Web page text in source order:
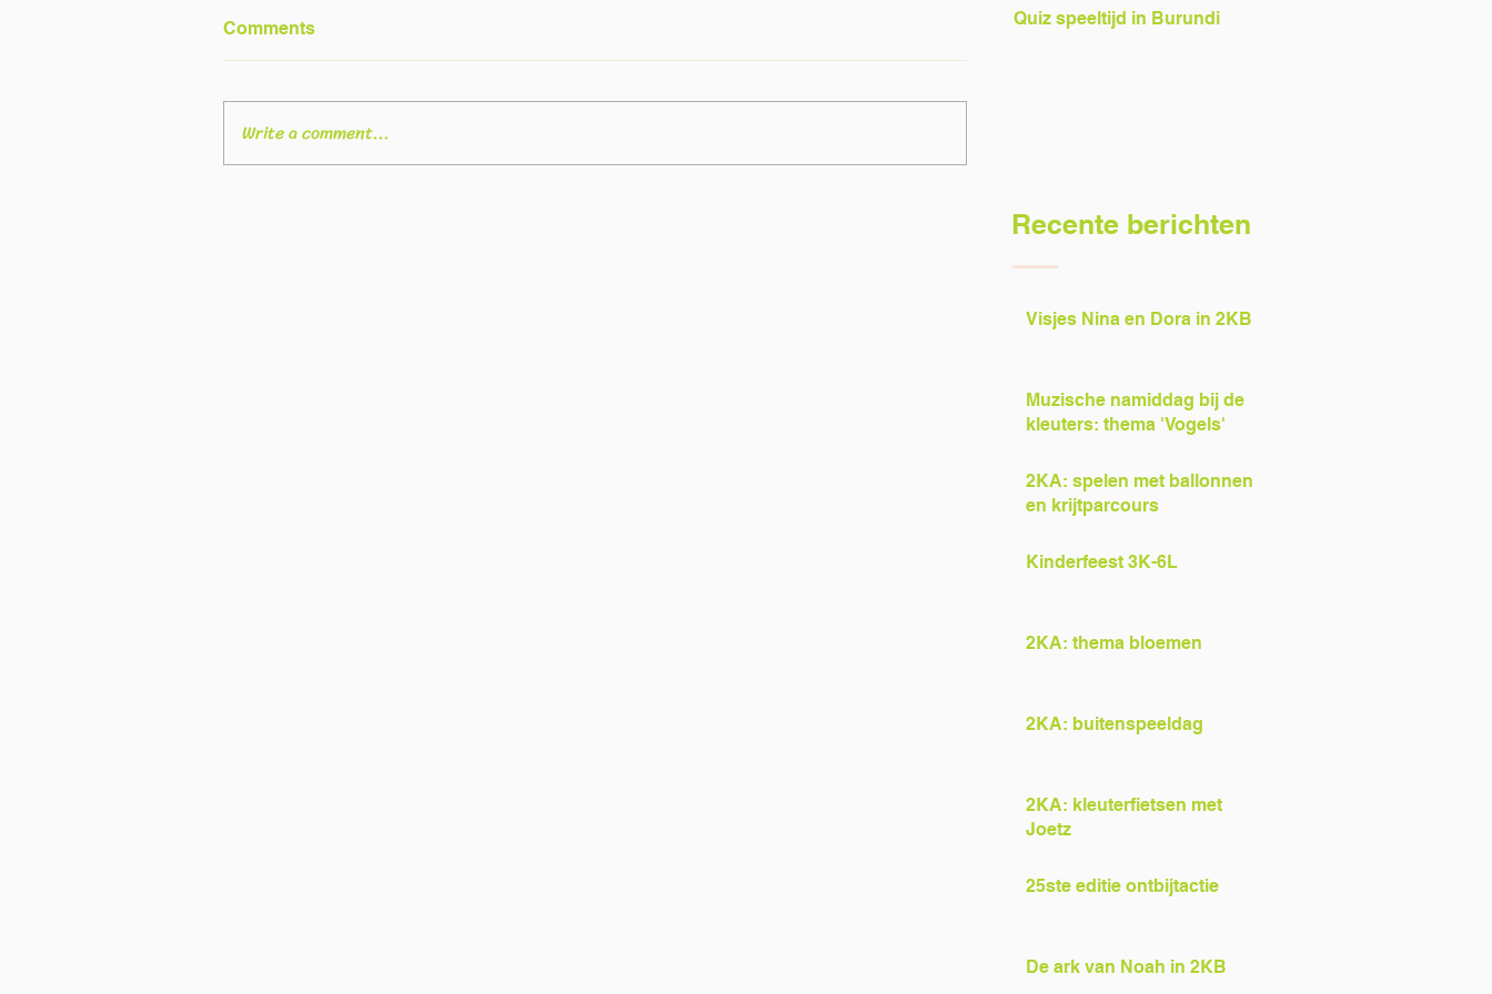
Quiz speeltijd in Burundi
Recente berichten
Visjes Nina en Dora in 2KB
Muzische namiddag bij de
kleuters: thema 'Vogels'
2KA: spelen met ballonnen
en krijtparcours
Kinderfeest 3K-6L
2KA: thema bloemen
2KA: buitenspeeldag
2KA: kleuterfietsen met
Joetz
25ste editie ontbijtactie
De ark van Noah in 2KB
Comments
Write a comment...